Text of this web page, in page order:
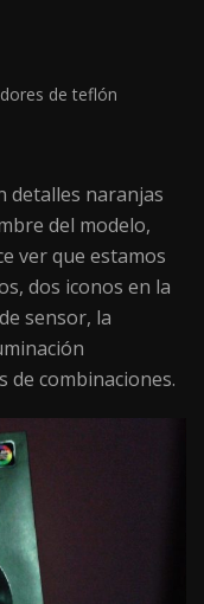
de teflón
detalles naranjas
del modelo,
ver que estamos
dos iconos en la
sensor, la
de combinaciones.